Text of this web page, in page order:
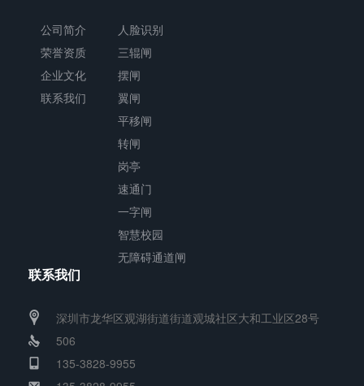
公司简介
荣誉资质
企业文化
联系我们
人脸识别
三辊闸
摆闸
翼闸
平移闸
转闸
岗亭
速通门
一字闸
智慧校园
无障碍通道闸
联系我们
深圳市龙华区观湖街道街道观城社区大和工业区28号
506
135-3828-9955